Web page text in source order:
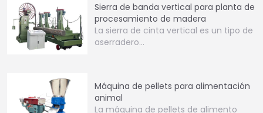
Sierra de banda vertical para planta de
procesamiento de madera
La sierra de cinta vertical es un tipo de
aserradero…
Máquina de pellets para alimentación
animal
La máquina de pellets de alimento